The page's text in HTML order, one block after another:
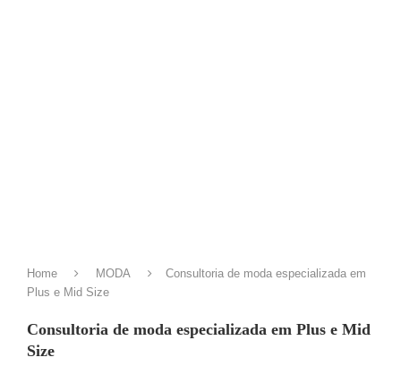
Home MODA
Consultoria de moda especializada em
Plus e Mid Size
Consultoria de moda especializada em Plus e Mid
Size